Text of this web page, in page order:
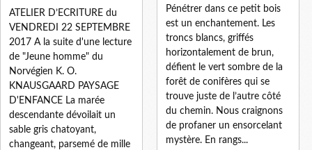
Pénétrer dans ce petit bois
est un enchantement. Les
troncs blancs, griffés
horizontalement de brun,
défient le vert sombre de la
forêt de conifères qui se
trouve juste de l’autre côté
du chemin. Nous craignons
de profaner un ensorcelant
mystère. En rangs...
ATELIER D’ECRITURE du
VENDREDI 22 SEPTEMBRE
2017 A la suite d'une lecture
de "Jeune homme" du
Norvégien K. O.
KNAUSGAARD PAYSAGE
D'ENFANCE La marée
descendante dévoilait un
sable gris chatoyant,
changeant, parsemé de mille